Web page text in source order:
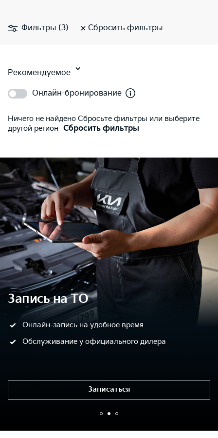
Фильтры (3) Сбросить фильтры
Рекомендуемое
Онлайн-бронирование
Ничего не найдено Сбросьте фильтры или выберите
другой регион Сбросить фильтры
Запись на ТО
Онлайн-запись на удобное время
Обслуживание у официального дилера
Записаться